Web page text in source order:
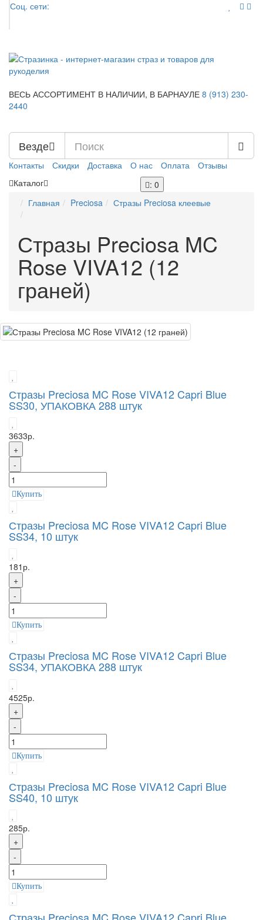
Соц. сети:
ВЕСЬ АССОРТИМЕНТ В НАЛИЧИИ, В БАРНАУЛЕ 8 (913) 230-
2440
Везде
Контакты Скидки Доставка О нас Оплата
Отзывы
Каталог
: 0
Главная
Preciosa Стразы Preciosa клеевые
Стразы Preciosa MC
Rose VIVA12 (12
граней)
Стразы Preciosa MC Rose VIVA12 Capri Blue
SS30, УПАКОВКА 288 штук
3633р.
+
-
Купить
Стразы Preciosa MC Rose VIVA12 Capri Blue
SS34, 10 штук
181р.
+
-
Купить
Стразы Preciosa MC Rose VIVA12 Capri Blue
SS34, УПАКОВКА 288 штук
4525р.
+
-
Купить
Стразы Preciosa MC Rose VIVA12 Capri Blue
SS40, 10 штук
285р.
+
-
Купить
Стразы Preciosa MC Rose VIVA12 Capri Blue